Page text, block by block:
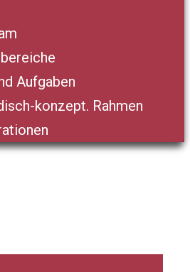
Aufgaben
konzept. Rahmen